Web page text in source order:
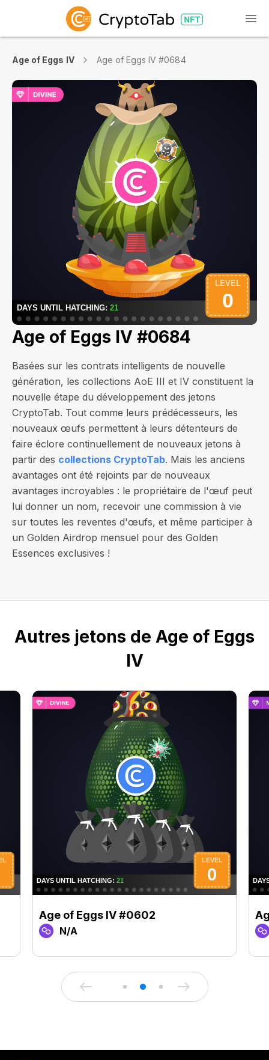
Age of Eggs IV Age of Eggs IV #0684
Age of Eggs IV #0684
Basées sur les contrats intelligents de nouvelle
génération, les collections AoE III et IV constituent la
nouvelle étape du développement des jetons
CryptoTab. Tout comme leurs prédécesseurs, les
nouveaux œufs permettent à leurs détenteurs de
faire éclore continuellement de nouveaux jetons à
partir des collections CryptoTab. Mais les anciens
avantages ont été rejoints par de nouveaux
avantages incroyables : le propriétaire de l'œuf peut
lui donner un nom, recevoir une commission à vie
sur toutes les reventes d'œufs, et même participer à
un Golden Airdrop mensuel pour des Golden
Essences exclusives !
Autres jetons de Age of Eggs
IV
Age of Eggs IV #0602
N/A